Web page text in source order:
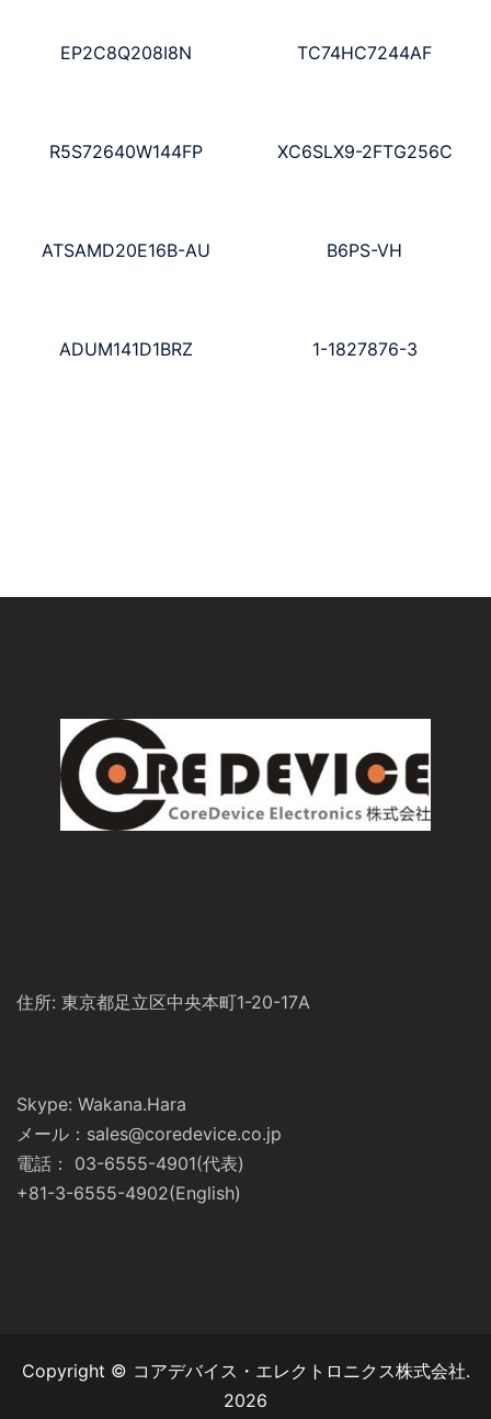
EP2C8Q208I8N TC74HC7244AF
R5S72640W144FP XC6SLX9-2FTG256C
ATSAMD20E16B-AU B6PS-VH
ADUM141D1BRZ 1-1827876-3
住所: 東京都足立区中央本町1-20-17A
Skype: Wakana.Hara
メール：sales@coredevice.co.jp
電話： 03-6555-4901(代表)
+81-3-6555-4902(English)
Copyright © コアデバイス・エレクトロニクス株式会社.
2026